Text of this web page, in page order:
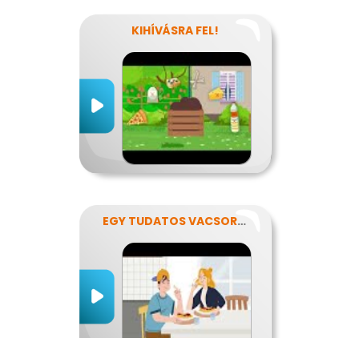
KIHÍVÁSRA FEL!
EGY TUDATOS VACSORA RECEPTJE